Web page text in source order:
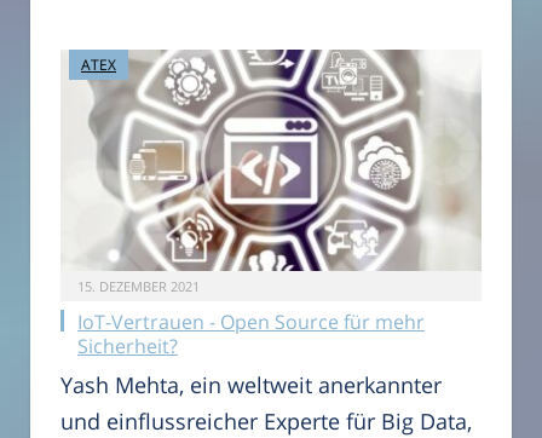
ATEX
15. DEZEMBER 2021
IoT-Vertrauen - Open Source für mehr
Sicherheit?
Yash Mehta, ein weltweit anerkannter
und einflussreicher Experte für Big Data,